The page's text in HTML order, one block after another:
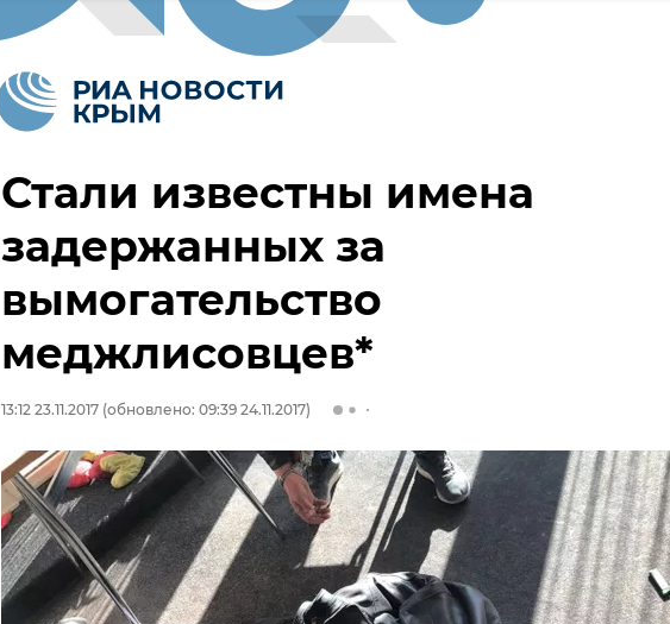
Стали известны имена
задержанных за
вымогательство
меджлисовцев*
13:12 23.11.2017 (обновлено: 09:39 24.11.2017)